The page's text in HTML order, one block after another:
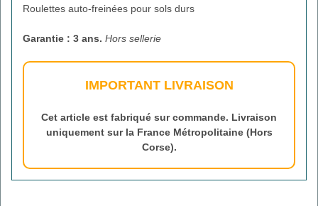
Roulettes auto-freinées pour sols durs
Garantie : 3 ans. Hors sellerie
IMPORTANT LIVRAISON
Cet article est fabriqué sur commande. Livraison
uniquement sur la France Métropolitaine (Hors
Corse).